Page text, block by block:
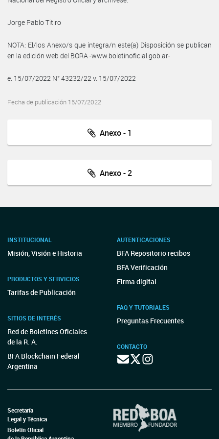
Jorge Pablo Titiro
NOTA: El/los Anexo/s que integra/n este(a) Disposición se publican
en la edición web del BORA -www.boletinoficial.gob.ar-
e. 15/07/2022 N° 43232/22 v. 15/07/2022
Fecha de publicación 15/07/2022
Anexo - 1
Anexo - 2
INSTITUCIONAL
Misión, Visión e Historia
PRODUCTOS Y SERVICIOS
Tarifas de Publicación
SITIOS DE INTERÉS
Red de Boletines Oficiales
de la R. A.
BFA Blockchain Federal
Argentina
AUTENTICACIONES
BFA Repositorio recibos
BFA Verificación
Firma digital
FAQ Y TUTORIALES
Preguntas Frecuentes
CONTACTO
Secretaría
Legal y Técnica
Boletín Oficial